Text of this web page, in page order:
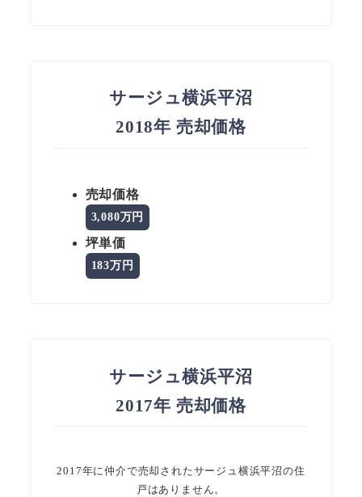
サージュ横浜平沼
2018年 売却価格
売却価格
3,080万円
坪単価
183万円
サージュ横浜平沼
2017年 売却価格
2017年に仲介で売却されたサージュ横浜平沼の住
戸はありません。